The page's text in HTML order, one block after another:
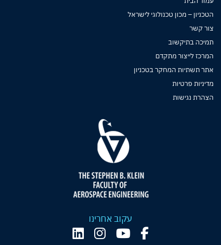
הטכניון – מכון טכנולוגי לישראל
צור קשר
תמיכה בתיקשוב
המרכז לייצור מתקדם
אתר תשתיות המחקר בטכניון
מדיניות פרטיות
הצהרת נגישות
עקוב אחרינו